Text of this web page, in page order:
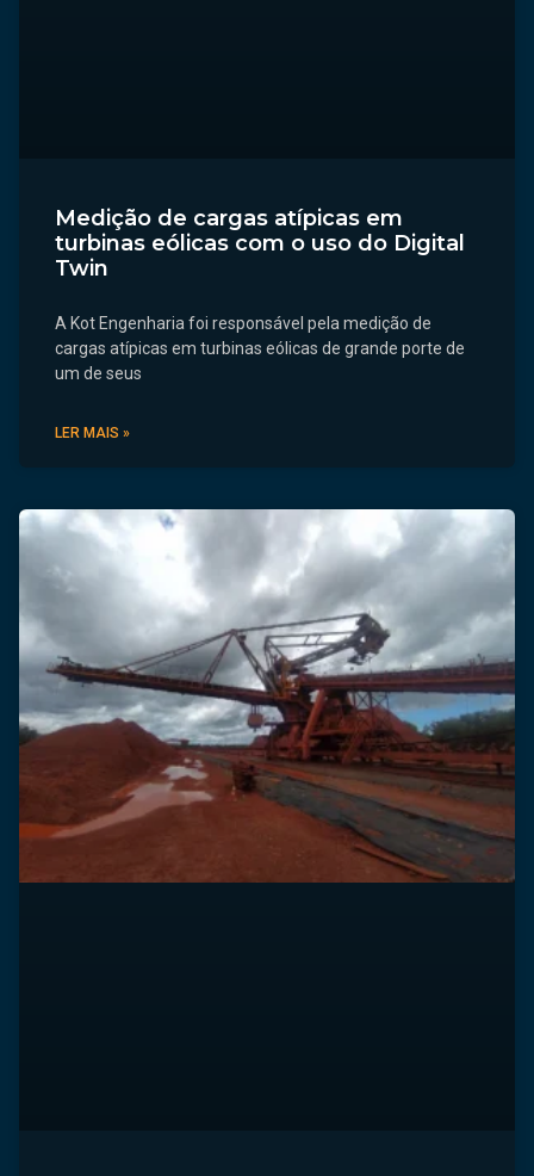
Medição de cargas atípicas em
turbinas eólicas com o uso do Digital
Twin
A Kot Engenharia foi responsável pela medição de
cargas atípicas em turbinas eólicas de grande porte de
um de seus
LER MAIS »